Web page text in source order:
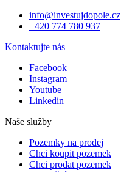
info@investujdopole.cz
+420 774 780 937
Kontaktujte nás
Facebook
Instagram
Youtube
Linkedin
Naše služby
Pozemky na prodej
Chci koupit pozemek
Chci prodat pozemek